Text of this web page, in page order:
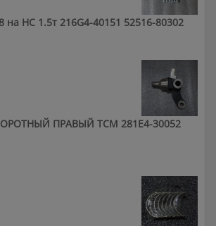
HC 1.5т 216G4-40151 52516-80302
ПРАВЫЙ ТСМ 281E4-30052